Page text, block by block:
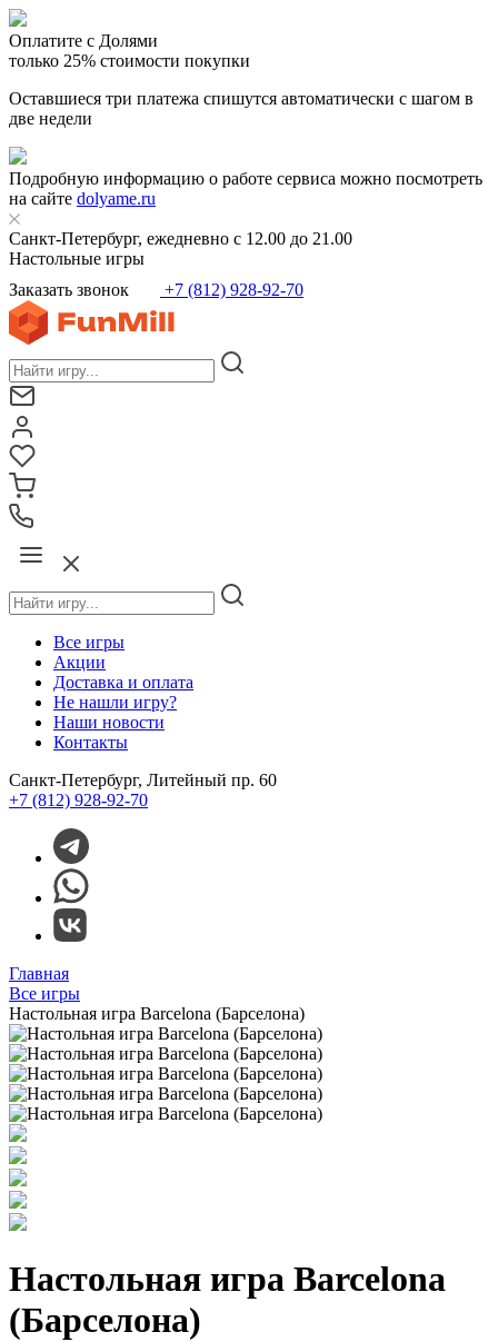
Оплатите с Долями
только 25% стоимости покупки
Оставшиеся три платежа спишутся автоматически с шагом в
две недели
Подробную информацию о работе сервиса можно посмотреть
на сайте dolyame.ru
Санкт-Петербург, ежедневно с 12.00 до 21.00
Настольные игры
Заказать звонок
+7 (812) 928-92-70
Все игры
Акции
Доставка и оплата
Не нашли игру?
Наши новости
Контакты
Санкт-Петербург, Литейный пр. 60
+7 (812) 928-92-70
Главная
Все игры
Настольная игра Barcelona (Барселона)
Настольная игра Barcelona
(Барселона)